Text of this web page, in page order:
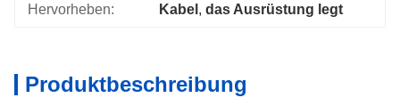
Hervorheben: Kabel , das Ausrüstung legt
Produktbeschreibung